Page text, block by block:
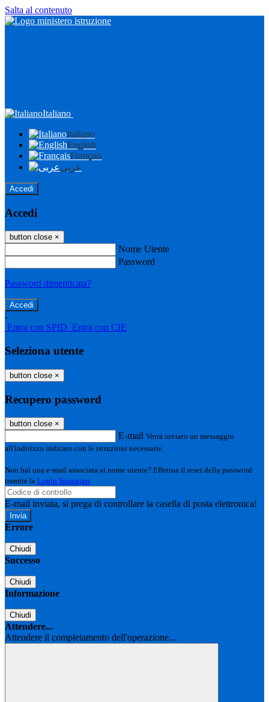
Salta al contenuto
Italiano
Italiano
English
Français
عربى
Accedi
Accedi
button close ×
Nome Utente
Password
Password dimenticata?
-
Entra con SPID Entra con CIE
Seleziona utente
button close ×
Recupero password
button close ×
E-mail Verrà inviato un messaggio
all'indirizzo indicato con le istruzioni necessarie.
Non hai una e-mail associata al nome utente? Effettua il reset della password
tramite la Login Spaggiari
E-mail inviata, si prega di controllare la casella di posta elettronica!
Errore
Chiudi
Successo
Chiudi
Informazione
Chiudi
Attendere...
Attendere il completamento dell'operazione...